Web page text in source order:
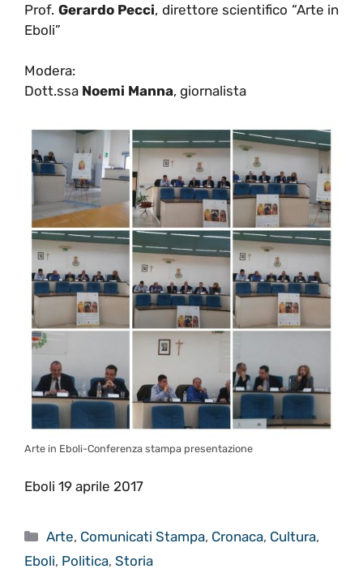
Prof. Gerardo Pecci, direttore scientifico “Arte in
Eboli”
Modera:
Dott.ssa Noemi Manna, giornalista
Arte in Eboli-Conferenza stampa presentazione
Eboli 19 aprile 2017
Categorie
Arte, Comunicati Stampa, Cronaca, Cultura,
Eboli, Politica, Storia